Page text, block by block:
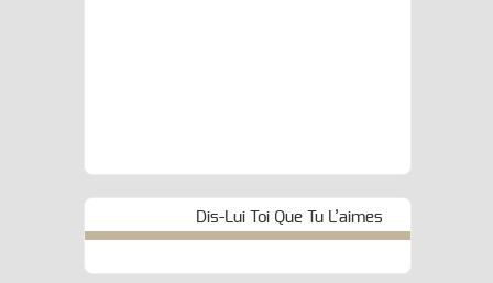
Dis-Lui Toi Que Tu L’aimes